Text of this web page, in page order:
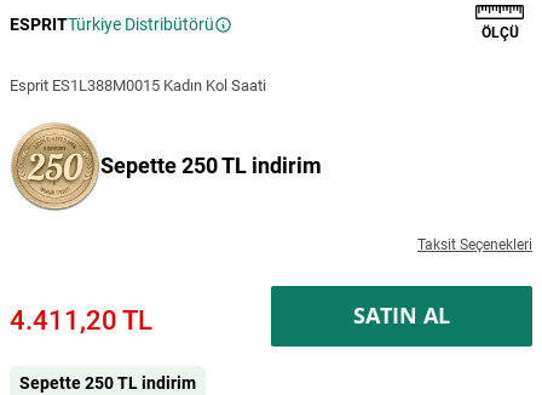
ESPRITTürkiye Distribütörü ÖLÇÜ
Esprit ES1L388M0015 Kadın Kol Saati
Sepette 250 TL indirim
Taksit Seçenekleri
4.411,20 TL SATIN AL
Sepette 250 TL indirim